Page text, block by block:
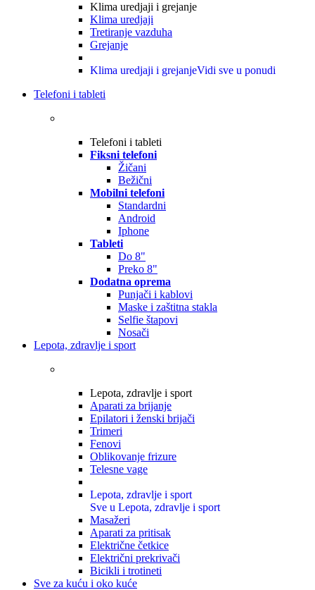
Klima uredjaji i grejanje
Klima uredjaji
Tretiranje vazduha
Grejanje
Klima uredjaji i grejanjeVidi sve u ponudi
Telefoni i tableti
Telefoni i tableti
Fiksni telefoni
Žičani
Bežični
Mobilni telefoni
Standardni
Android
Iphone
Tableti
Do 8"
Preko 8"
Dodatna oprema
Punjači i kablovi
Maske i zaštitna stakla
Selfie štapovi
Nosači
Lepota, zdravlje i sport
Lepota, zdravlje i sport
Aparati za brijanje
Epilatori i ženski brijači
Trimeri
Fenovi
Oblikovanje frizure
Telesne vage
Lepota, zdravlje i sport
Sve u Lepota, zdravlje i sport
Masažeri
Aparati za pritisak
Električne četkice
Električni prekrivači
Bicikli i trotineti
Sve za kuću i oko kuće